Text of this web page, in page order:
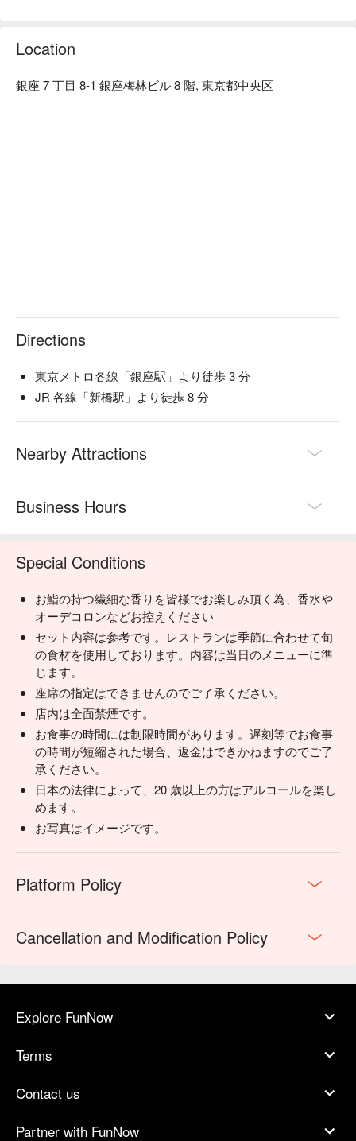
んじつつも、肩ひじ貼らずにお寛ぎいただける、和モダン調
の癒し空間となっております。
ま」が 7 丁目に移転。更に大通り、GINZASIX などの商業施
Location
銀座 7 丁目 8-1 銀座梅林ビル 8 階, 東京都中央区
Directions
東京メトロ各線「銀座駅」より徒歩 3 分
JR 各線「新橋駅」より徒歩 8 分
Nearby Attractions
Business Hours
Special Conditions
お鮨の持つ繊細な香りを皆様でお楽しみ頂く為、香水や
オーデコロンなどお控えください
セット内容は参考です。レストランは季節に合わせて旬
の食材を使用しております。内容は当日のメニューに準
じます。
座席の指定はできませんのでご了承ください。
店内は全面禁煙です。
お食事の時間には制限時間があります。遅刻等でお食事
の時間が短縮された場合、返金はできかねますのでご了
承ください。
日本の法律によって、20 歳以上の方はアルコールを楽し
めます。
お写真はイメージです。
Platform Policy
Cancellation and Modification Policy
Explore FunNow
Terms
Contact us
Partner with FunNow